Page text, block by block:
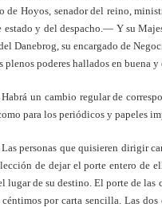
de Hoyos, senador del reino,
estado y del despacho.— Y su
Danebrog, su encargado de
plenos poderes hallados en buena
un cambio regular de
para los periódicos y papeles
personas que quisieren dirigir
de dejar el porte entero de
lugar de su destino. El porte de las
por carta sencilla. Las